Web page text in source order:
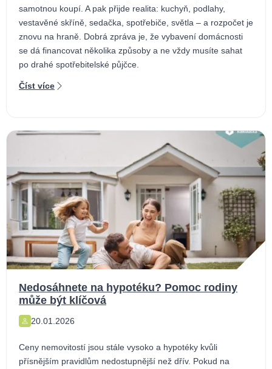
samotnou koupí. A pak přijde realita: kuchyň, podlahy,
vestavěné skříně, sedačka, spotřebiče, světla – a rozpočet je
znovu na hraně. Dobrá zpráva je, že vybavení domácnosti
se dá financovat několika způsoby a ne vždy musíte sahat
po drahé spotřebitelské půjčce.
Číst více
Nedosáhnete na hypotéku? Pomoc rodiny
může být klíčová
20.01.2026
Ceny nemovitostí jsou stále vysoko a hypotéky kvůli
přísnějším pravidlům nedostupnější než dřív. Pokud na